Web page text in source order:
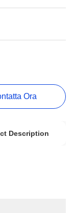
Ora
Description